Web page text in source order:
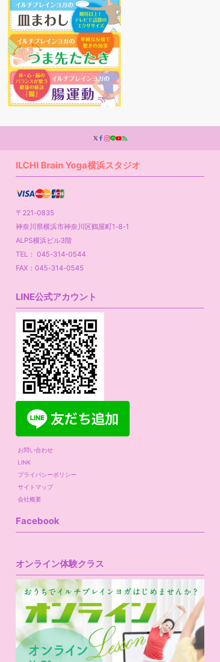
ILCHI Brain Yoga横浜スタジオ
〒221-0835
神奈川県横浜市神奈川区鶴屋町1-8-1
ALPS横浜ビル3階
TEL： 045-314-0544
FAX：045-314-0545
LINE公式アカウント
お問い合わせ
LINK
プライバシーポリシー
サイトマップ
会社概要
Facebook
オンライン体験クラス